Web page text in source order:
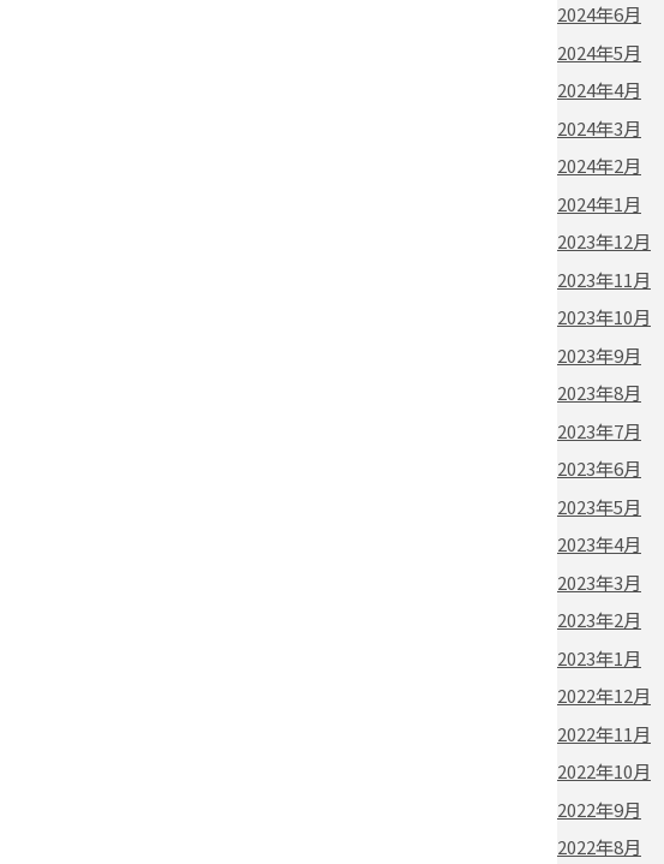
2024年6月
2024年5月
2024年4月
2024年3月
2024年2月
2024年1月
2023年12月
2023年11月
2023年10月
2023年9月
2023年8月
2023年7月
2023年6月
2023年5月
2023年4月
2023年3月
2023年2月
2023年1月
2022年12月
2022年11月
2022年10月
2022年9月
2022年8月